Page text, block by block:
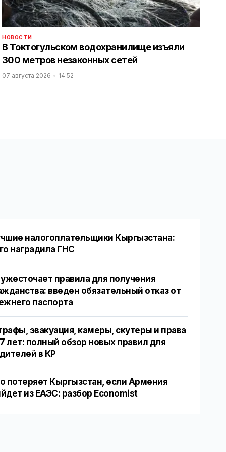
НОВОСТИ
В Токтогульском водохранилище изъяли
300 метров незаконных сетей
07 августа 2026 14:52
налогоплательщики Кыргызстана:
наградила ГНС
правила для получения
введен обязательный отказ от
паспорта
эвакуация, камеры, скутеры и права
лет: полный обзор новых правил для
в КР
потеряет Кыргызстан, если Армения
из ЕАЭС: разбор Economist